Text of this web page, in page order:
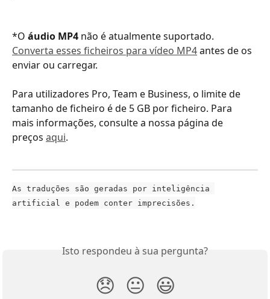
*O áudio MP4 não é atualmente suportado.
Converta esses ficheiros para vídeo MP4 antes de os
enviar ou carregar.
Para utilizadores Pro, Team e Business, o limite de
tamanho de ficheiro é de 5 GB por ficheiro. Para
mais informações, consulte a nossa página de
preços aqui.
As traduções são geradas por inteligência
artificial e podem conter imprecisões.
Isto respondeu à sua pergunta?
😞 😐 😃